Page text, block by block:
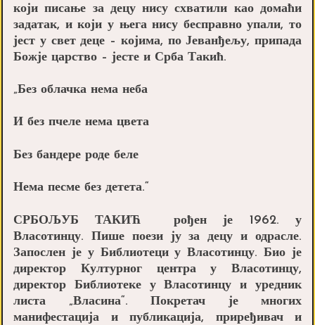
који писање за децу нису схватили као домаћи
задатак, и који у њега нису бесправно упали, то
јест у свет деце – којима, по Јеванђељу, припада
Божје царство – јесте и Срба Такић.
„Без облачка нема неба
И без пчеле нема цвета
Без бандере роде беле
Нема песме без детета.“
СРБОЉУБ ТАКИЋ рођен је 1962. у
Власотинцу. Пише поези ју за децу и одрасле.
Запослен је у Библиотеци у Власотинцу. Био је
директор Културног центра у Власотинцу,
директор Библиотеке у Власотинцу и уредник
листа „Власина“. Покретач је многих
манифестација и публикација, приређивач и